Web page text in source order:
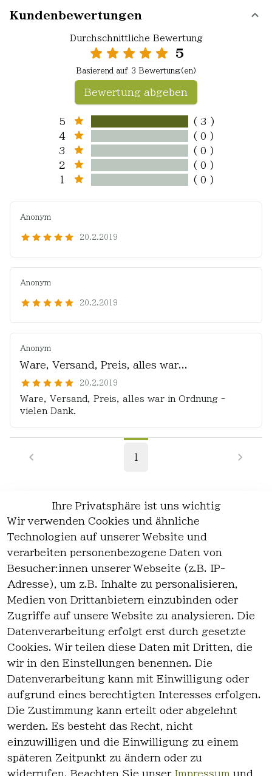
Kundenbewertungen
Durchschnittliche Bewertung
5
Basierend auf 3 Bewertung(en)
Bewertung abgeben
5
( 3 )
4
( 0 )
3
( 0 )
2
( 0 )
1
( 0 )
Anonym
20.2.2019
Anonym
20.2.2019
Anonym
Ware, Versand, Preis, alles war...
20.2.2019
Ware, Versand, Preis, alles war in Ordnung -
vielen Dank.
1
EU-Verantwortliche Person - klicken Sie
für Details
Ihre Privatsphäre ist uns wichtig
Wir verwenden Cookies und ähnliche
Technologien auf unserer Website und
verarbeiten personenbezogene Daten von
Besucher:innen unserer Webseite (z.B. IP-
Adresse), um z.B. Inhalte zu personalisieren,
Medien von Drittanbietern einzubinden oder
Zugriffe auf unsere Website zu analysieren. Die
Datenverarbeitung erfolgt erst durch gesetzte
Cookies. Wir teilen diese Daten mit Dritten, die
wir in den Einstellungen benennen. Die
Datenverarbeitung kann mit Einwilligung oder
aufgrund eines berechtigten Interesses erfolgen.
Die Zustimmung kann erteilt oder abgelehnt
werden. Es besteht das Recht, nicht
einzuwilligen und die Einwilligung zu einem
späteren Zeitpunkt zu ändern oder zu
widerrufen. Beachten Sie unser Impressum und
es
AGB
Datenschutz
Widerrufsre
Kontakt
Kontakt
Registrieren